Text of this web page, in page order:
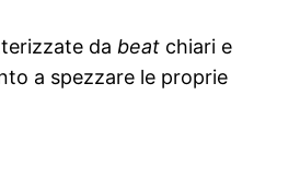
da beat chiari e
a spezzare le proprie